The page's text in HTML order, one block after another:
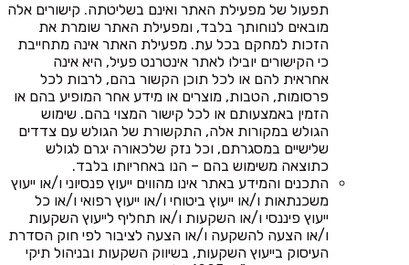
תפעול של מפעילת האתר ואינם בשליטתה. קישורים אלה
מובאים לנוחותך בלבד, ומפעילת האתר שומרת את
הזכות למחקם בכל עת. מפעילת האתר אינה מתחייבת
כי הקישורים יובילו לאתר אינטרנט פעיל, היא אינה
אחראית להם או לכל תוכן הקשור בהם, לרבות לכל
פרסומות, הטבות, מוצרים או מידע אחר המופיע בהם או
הזמין באמצעותם או לכל קישור המצוי בהם. שימוש
הגולש במקורות אלה, התקשורת של הגולש עם צדדים
שלישיים במסגרתם, וכל נזק שלכאורה יגרם לגולש
כתוצאה משימוש בהם – הנו באחריותו בלבד.
התכנים והמידע באתר אינו מהווים ייעוץ פנסיוני ו/או ייעוץ
משכנתאות ו/או ייעוץ ביטוחי ו/או ייעוץ רפואי ו/או כל
ייעוץ פיננסי ו/או השקעות ו/או תחליף לייעוץ השקעות
ו/או הצעה להשקעה ו/או הצעה לציבור לפי חוק הסדרת
העיסוק בייעוץ השקעות, בשיווק השקעות ובניהול תיקי